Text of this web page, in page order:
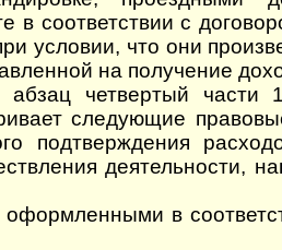
в соответствии с
условии, что они
на получение
абзац четвертый части
следующие
подтверждения
деятельности,
в